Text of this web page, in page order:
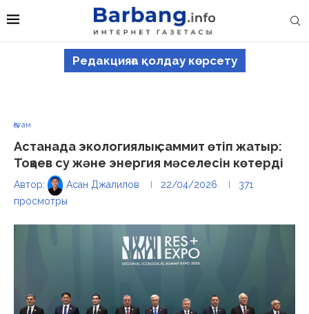
Редакцияға қолдау көрсету
Қоғам
Астанада экологиялық саммит өтіп жатыр:
Тоқаев су және энергия мәселесін көтерді
Автор: Асан Джалилов 22/04/2026
371
просмотры